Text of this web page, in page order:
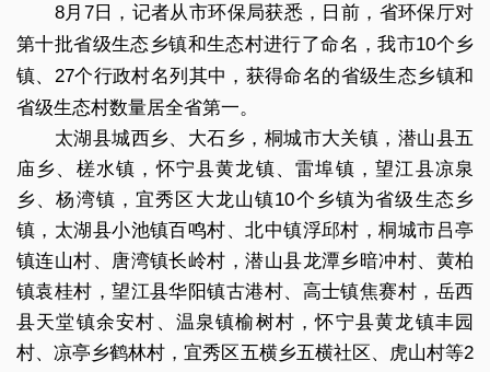
8月7日，记者从市环保局获悉，日前，省环保厅对
第十批省级生态乡镇和生态村进行了命名，我市10个乡
镇、27个行政村名列其中，获得命名的省级生态乡镇和
省级生态村数量居全省第一。
太湖县城西乡、大石乡，桐城市大关镇，潜山县五
庙乡、槎水镇，怀宁县黄龙镇、雷埠镇，望江县凉泉
乡、杨湾镇，宜秀区大龙山镇10个乡镇为省级生态乡
镇，太湖县小池镇百鸣村、北中镇浮邱村，桐城市吕亭
镇连山村、唐湾镇长岭村，潜山县龙潭乡暗冲村、黄柏
镇袁桂村，望江县华阳镇古港村、高士镇焦赛村，岳西
县天堂镇余安村、温泉镇榆树村，怀宁县黄龙镇丰园
村、凉亭乡鹤林村，宜秀区五横乡五横社区、虎山村等2